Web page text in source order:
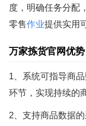
度，明确任务分配
零售作业提供实用
万家拣货官网优势
1、系统可指导商
环节，实现持续的
2、支持商品数据